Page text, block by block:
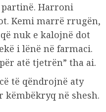
Harroni
Kemi marrë rrugën,
nuk e kalojnë dot
i lënë në farmaci.
atë tjetrën” tha ai.
të qëndrojnë aty
këmbëkryq në shesh.